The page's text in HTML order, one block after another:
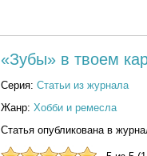
«Зубы» в твоем
Серия: Статьи из журнала
Жанр: Хобби и ремесла
Статья опубликована в